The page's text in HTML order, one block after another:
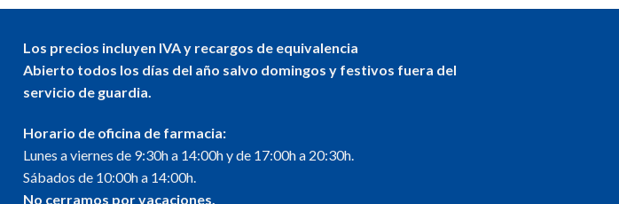
Los precios incluyen IVA y recargos de equivalencia
Abierto todos los días del año salvo domingos y festivos fuera del
servicio de guardia.
Horario de oficina de farmacia:
Lunes a viernes de 9:30h a 14:00h y de 17:00h a 20:30h.
Sábados de 10:00h a 14:00h.
No cerramos por vacaciones.